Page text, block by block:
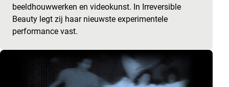
beeldhouwwerken en videokunst. In Irreversible
Beauty legt zij haar nieuwste experimentele
performance vast.